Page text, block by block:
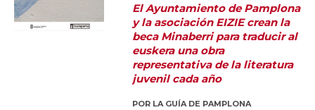
El Ayuntamiento de Pamplona
y la asociación EIZIE crean la
beca Minaberri para traducir al
euskera una obra
representativa de la literatura
juvenil cada año
POR LA GUÍA DE PAMPLONA